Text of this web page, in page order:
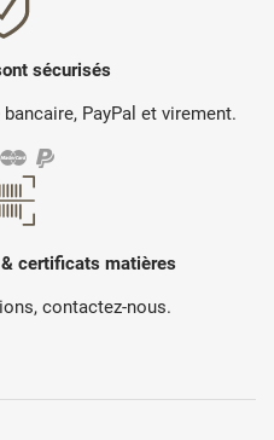
sécurisés
PayPal et virement.
certificats matières
contactez-nous.